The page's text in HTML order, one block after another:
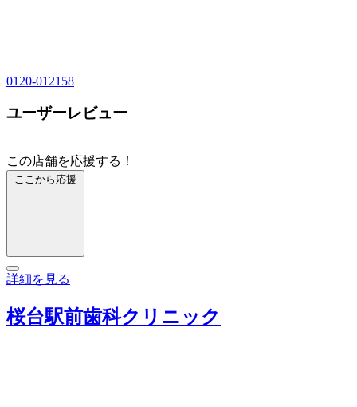
0120-012158
ユーザーレビュー
この店舗を応援する！
ここから応援
詳細を見る
桜台駅前歯科クリニック